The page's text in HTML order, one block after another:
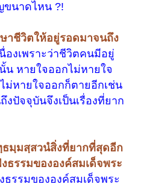
ขนาดไหน ?!
าชีวิตให้อยู่รอดมาจนถึง
นื่องเพราะว่าชีวิตคนมีอยู่
น หายใจออกไม่หายใจ
ม่หายใจออกก็ตายอีกเช่น
ปัจจุบันจึงเป็นเรื่องที่ยาก
ธมฺมสฺสวนํสิ่งที่ยากที่สุดอีก
ธรรมขององค์สมเด็จพระ
ธรรมขององค์สมเด็จพระ